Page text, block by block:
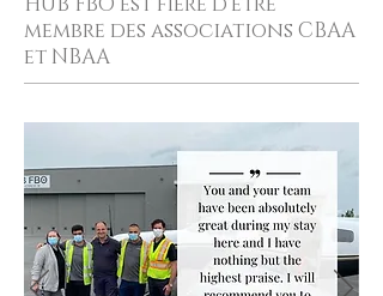
membre des associations CBAA
et NBAA